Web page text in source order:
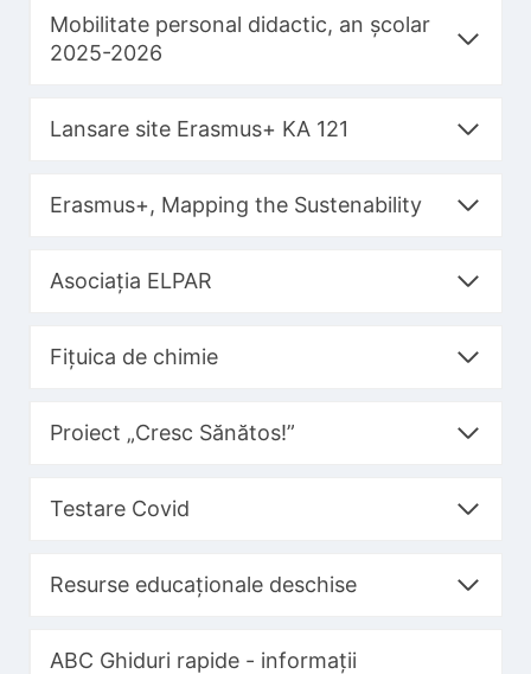
Mobilitate personal didactic, an școlar
2025-2026
Lansare site Erasmus+ KA 121
Erasmus+, Mapping the Sustenability
Asociația ELPAR
Fițuica de chimie
Proiect „Cresc Sănătos!”
Testare Covid
Resurse educaționale deschise
ABC Ghiduri rapide - informații